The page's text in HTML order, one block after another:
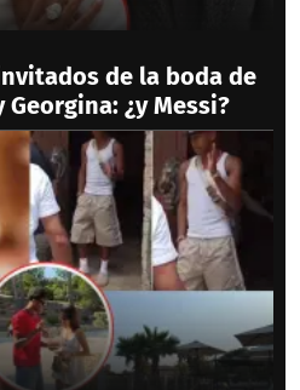
de la boda de
¿y Messi?